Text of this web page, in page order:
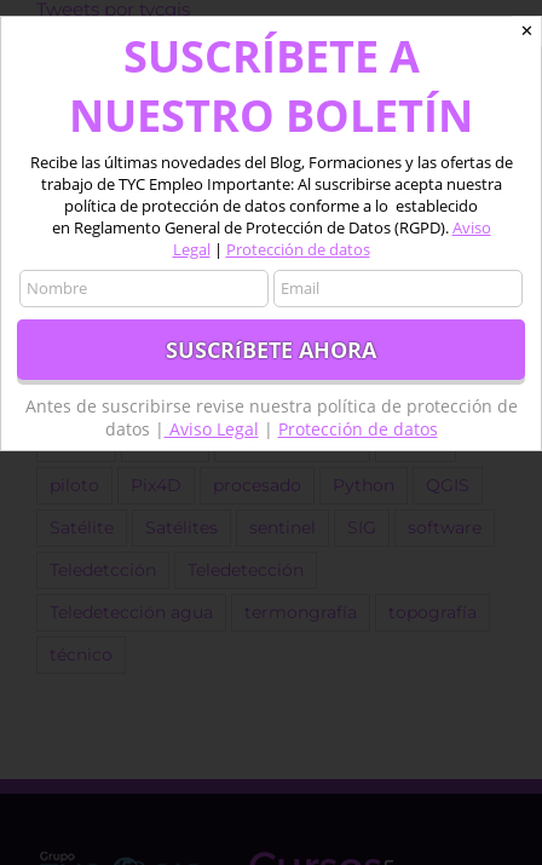
Tweets por tycgis
Agricultura Precisión Agua Aplicaciones
Copernicus Datos datos LiDAR desarrollo
Descarga dron Drones empleo ESA
forestal Fotogrametría GEE GIS golf
Google Earth Engine IA Imágenes
Imágenes satélite ingeniero Landsat
marino Medio acuático Oferta
piloto Pix4D procesado Python QGIS
Satélite Satélites sentinel SIG software
Teledetcción Teledetección
Teledetección agua termongrafía topografía
técnico
✕
SUSCRÍBETE A
NUESTRO BOLETÍN
Recibe las últimas novedades del Blog, Formaciones y las ofertas de
trabajo de TYC Empleo Importante: Al suscribirse acepta nuestra
política de protección de datos conforme a lo establecido
en Reglamento General de Protección de Datos (RGPD).Aviso
Legal| Protección de datos
Antes de suscribirse revise nuestra política de protección de
datos | Aviso Legal | Protección de datos